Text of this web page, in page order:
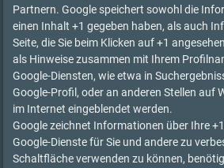
Partnern. Google speichert sowohl die
einen Inhalt +1 gegeben haben, als auch
Seite, die Sie beim Klicken auf +1
als Hinweise zusammen mit Ihrem
Google-Diensten, wie etwa in
Google-Profil, oder an anderen Stellen auf
im Internet eingeblendet werden.
Google zeichnet Informationen über Ihre
Google-Dienste für Sie und andere zu
Schaltfläche verwenden zu können,